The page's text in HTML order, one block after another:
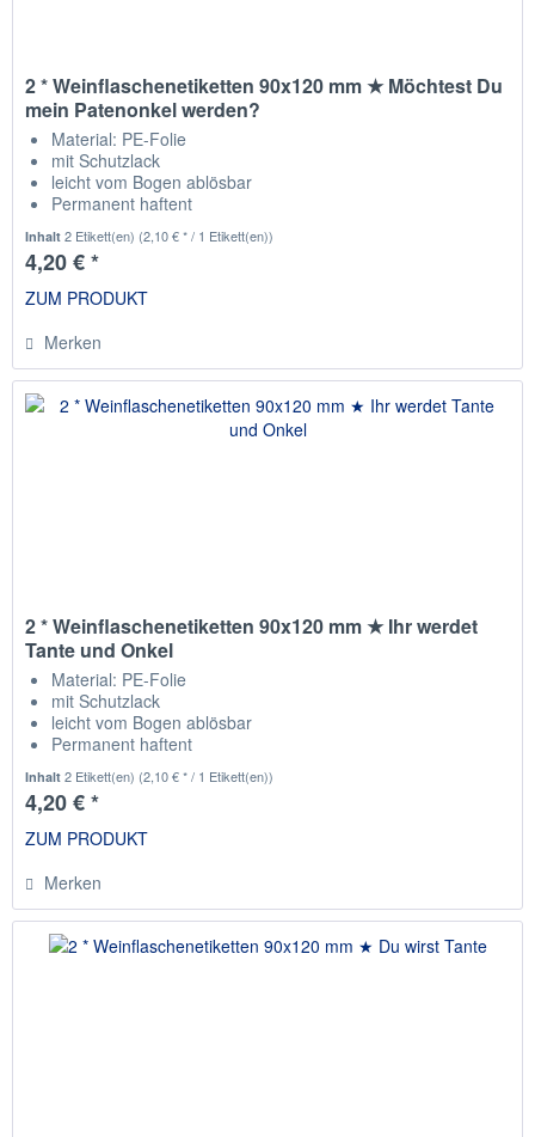
2 * Weinflaschenetiketten 90x120 mm ★ Möchtest Du
mein Patenonkel werden?
Material: PE-Folie
mit Schutzlack
leicht vom Bogen ablösbar
Permanent haftent
Inhalt2 Etikett(en) (2,10 € * / 1 Etikett(en))
4,20 € *
ZUM PRODUKT
Merken
2 * Weinflaschenetiketten 90x120 mm ★ Ihr werdet
Tante und Onkel
Material: PE-Folie
mit Schutzlack
leicht vom Bogen ablösbar
Permanent haftent
Inhalt2 Etikett(en) (2,10 € * / 1 Etikett(en))
4,20 € *
ZUM PRODUKT
Merken